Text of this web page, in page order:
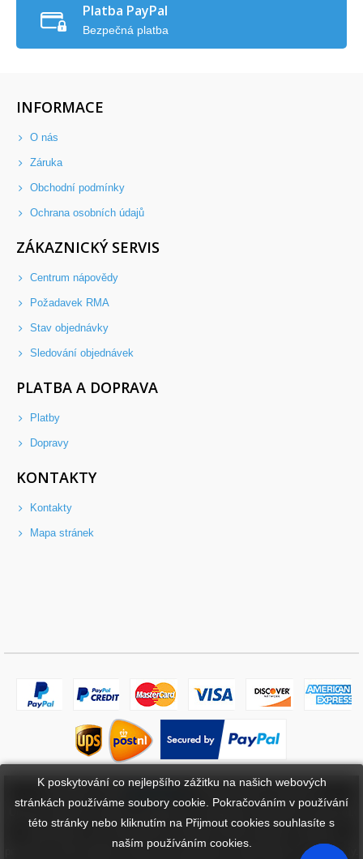
Platba PayPal
Bezpečná platba
INFORMACE
O nás
Záruka
Obchodní podmínky
Ochrana osobních údajů
ZÁKAZNICKÝ SERVIS
Centrum nápovědy
Požadavek RMA
Stav objednávky
Sledování objednávek
PLATBA A DOPRAVA
Platby
Dopravy
KONTAKTY
Kontakty
Mapa stránek
Copyright © bateriebuy.cz
. Všechna práva vyhrazena.
Určené ochranné známky a značky jsou majetkem příslušných vlastníků.
BaterieBuy.cz není přidružena k žádným OEM značkám. Všechny
produkty na této webové stránce jsou generické, aftermarket, náhradní díly.
K poskytování co nejlepšího zážitku na našich webových
stránkách používáme soubory cookie. Pokračováním v používání
této stránky nebo kliknutím na Přijmout cookies souhlasíte s
naším používáním cookies.